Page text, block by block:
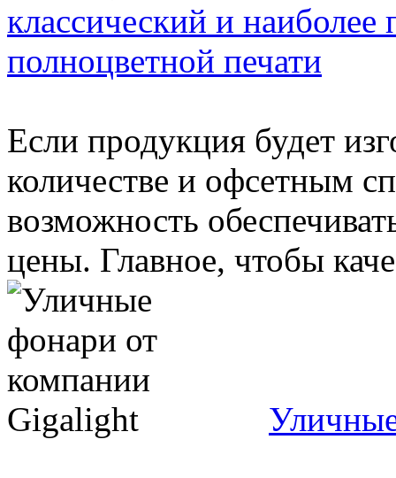
классический и
полноцветной печати
Если продукция будет
количестве и офсетным
возможность
цены. Главное, чтобы